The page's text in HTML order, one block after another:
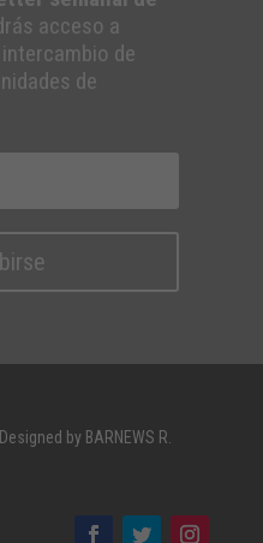
acceso a
de
de
by BARNEWS R.